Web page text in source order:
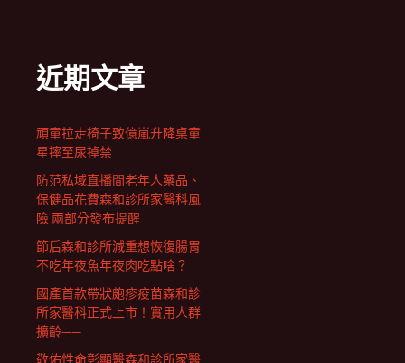
近期文章
頑童拉走椅子致億嵐升降桌童
星摔至尿掉禁
防范私域直播間老年人藥品、
保健品花費森和診所家醫科風
險 兩部分發布提醒
節后森和診所減重想恢復腸胃
不吃年夜魚年夜肉吃點啥？
國產首款帶狀皰疹疫苗森和診
所家醫科正式上市！實用人群
擴齡——
敬佑性命彰顯醫森和診所家醫